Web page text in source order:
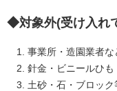
◆対象外(受け入れ
事業所・造園業者
針金・ビニールひ
土砂・石・ブロッ